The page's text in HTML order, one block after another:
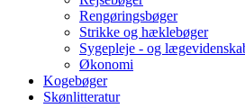
Rengøringsbøger
Strikke og hæklebøger
Sygepleje - og
Økonomi
Kogebøger
Skønlitteratur